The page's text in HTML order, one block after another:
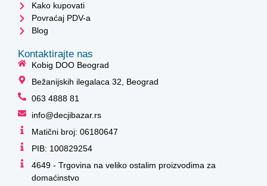
Kako kupovati
Povraćaj PDV-a
Blog
Kontaktirajte nas
Kobig DOO Beograd
Bežanijskih ilegalaca 32, Beograd
063 4888 81
info@decjibazar.rs
Matični broj: 06180647
PIB: 100829254
4649 - Trgovina na veliko ostalim proizvodima za
domaćinstvo